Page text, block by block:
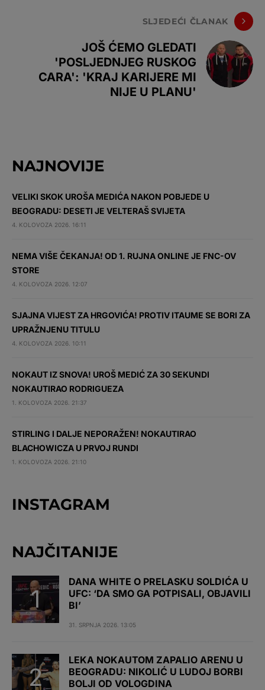
SLJEDEĆI ČLANAK
JOŠ ĆEMO GLEDATI
'POSLJEDNJEG RUSKOG
CARA': 'KRAJ KARIJERE MI
NIJE U PLANU'
NAJNOVIJE
VELIKI SKOK UROŠA MEDIĆA NAKON POBJEDE U
BEOGRADU: DESETI JE VELTERAŠ SVIJETA
4. KOLOVOZA 2026. 16:11
NEMA VIŠE ČEKANJA! OD 1. RUJNA ONLINE JE FNC-OV
STORE
4. KOLOVOZA 2026. 12:07
SJAJNA VIJEST ZA HRGOVIĆA! PROTIV ITAUME SE BORI ZA
UPRAŽNJENU TITULU
4. KOLOVOZA 2026. 10:11
NOKAUT IZ SNOVA! UROŠ MEDIĆ ZA 30 SEKUNDI
NOKAUTIRAO RODRIGUEZA
1. KOLOVOZA 2026. 21:37
STIRLING I DALJE NEPORAŽEN! NOKAUTIRAO
BLACHOWICZA U PRVOJ RUNDI
1. KOLOVOZA 2026. 21:10
INSTAGRAM
NAJČITANIJE
DANA WHITE O PRELASKU SOLDIĆA U
UFC: ‘DA SMO GA POTPISALI, OBJAVILI
BI’
31. SRPNJA 2026. 13:05
LEKA NOKAUTOM ZAPALIO ARENU U
BEOGRADU: NIKOLIĆ U LUDOJ BORBI
BOLJI OD VOLOGDINA